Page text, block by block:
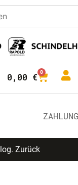
0,00 € 0
Zurück